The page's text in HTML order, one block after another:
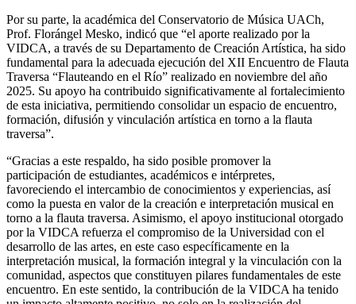
Por su parte, la académica del Conservatorio de Música UACh,
Prof. Florángel Mesko, indicó que “el aporte realizado por la
VIDCA, a través de su Departamento de Creación Artística, ha sido
fundamental para la adecuada ejecución del XII Encuentro de Flauta
Traversa “Flauteando en el Río” realizado en noviembre del año
2025. Su apoyo ha contribuido significativamente al fortalecimiento
de esta iniciativa, permitiendo consolidar un espacio de encuentro,
formación, difusión y vinculación artística en torno a la flauta
traversa”.
“Gracias a este respaldo, ha sido posible promover la
participación de estudiantes, académicos e intérpretes,
favoreciendo el intercambio de conocimientos y experiencias, así
como la puesta en valor de la creación e interpretación musical en
torno a la flauta traversa. Asimismo, el apoyo institucional otorgado
por la VIDCA refuerza el compromiso de la Universidad con el
desarrollo de las artes, en este caso específicamente en la
interpretación musical, la formación integral y la vinculación con la
comunidad, aspectos que constituyen pilares fundamentales de este
encuentro. En este sentido, la contribución de la VIDCA ha tenido